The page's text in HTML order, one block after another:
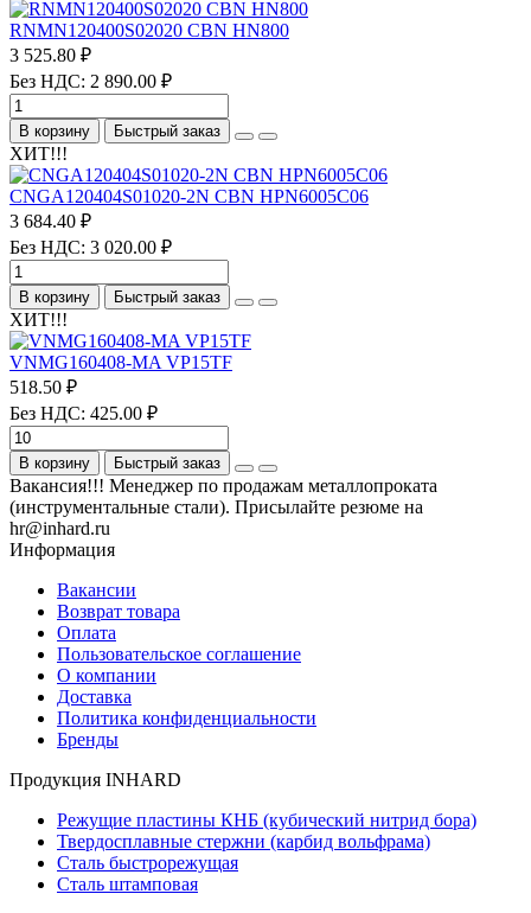
RNMN120400S02020 CBN HN800
3 525.80 ₽
Без НДС: 2 890.00 ₽
В корзину Быстрый заказ
ХИТ!!!
CNGA120404S01020-2N CBN HPN6005C06
3 684.40 ₽
Без НДС: 3 020.00 ₽
В корзину Быстрый заказ
ХИТ!!!
VNMG160408-MA VP15TF
518.50 ₽
Без НДС: 425.00 ₽
В корзину Быстрый заказ
Вакансия!!! Менеджер по продажам металлопроката
(инструментальные стали). Присылайте резюме на
hr@inhard.ru
Информация
Вакансии
Возврат товара
Оплата
Пользовательское соглашение
О компании
Доставка
Политика конфиденциальности
Бренды
Продукция INHARD
Режущие пластины КНБ (кубический нитрид бора)
Твердосплавные стержни (карбид вольфрама)
Сталь быстрорежущая
Сталь штамповая